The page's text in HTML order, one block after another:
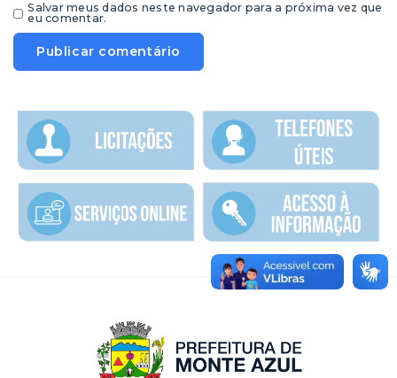
Salvar meus dados neste navegador para a próxima vez que
eu comentar.